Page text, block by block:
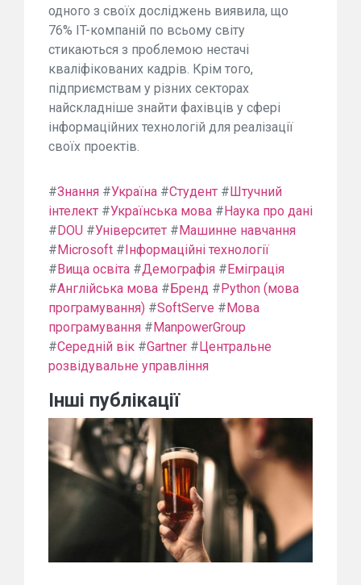
одного з своїх досліджень виявила, що
76% IT-компаній по всьому світу
стикаються з проблемою нестачі
кваліфікованих кадрів. Крім того,
підприємствам у різних секторах
найскладніше знайти фахівців у сфері
інформаційних технологій для реалізації
своїх проектів.
#Знання #Україна #Студент #Штучний
інтелект #Українська мова #Наука про дані
#DOU #Університет #Машинне навчання
#Microsoft #Інформаційні технології
#Вища освіта #Демографія #Еміграція
#Англійська мова #Бренд #Python (мова
програмування) #SoftServe #Мова
програмування #ManpowerGroup
#Середній вік #Gartner #Центральне
розвідувальне управління
Інші публікації